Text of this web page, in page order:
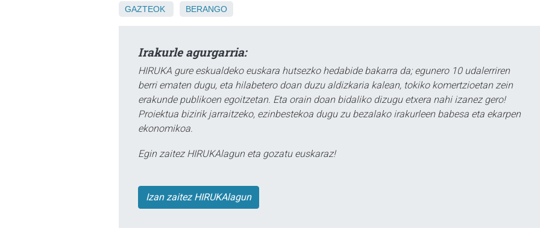
GAZTEOK BERANGO
Irakurle agurgarria:
HIRUKA gure eskualdeko euskara hutsezko hedabide bakarra da; egunero 10 udalerriren
berri ematen dugu, eta hilabetero doan duzu aldizkaria kalean, tokiko komertzioetan zein
erakunde publikoen egoitzetan. Eta orain doan bidaliko dizugu etxera nahi izanez gero!
Proiektua bizirik jarraitzeko, ezinbestekoa dugu zu bezalako irakurleen babesa eta ekarpen
ekonomikoa.
Egin zaitez HIRUKAlagun eta gozatu euskaraz!
Izan zaitez HIRUKAlagun